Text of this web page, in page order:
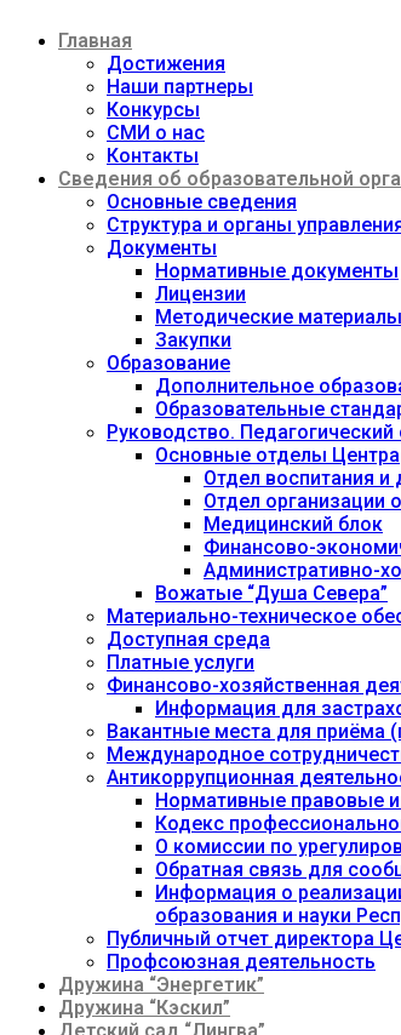
содержимому
Главная
Достижения
Наши партнеры
Конкурсы
СМИ о нас
Контакты
Сведения об образовательной
Основные сведения
Структура и органы
Документы
Нормативные документы
Лицензии
Методические материалы
Закупки
Образование
Дополнительное
Образовательные
Руководство. Педагогический
Основные отделы Центра
Отдел воспитания и
Отдел организации
Медицинский блок
Финансово-
Административно-
Вожатые “Душа Севера”
Материально-техническое
Доступная среда
Платные услуги
Финансово-хозяйственная
Информация для
Вакантные места для приёма
Международное
Антикоррупционная
Нормативные правовые
Кодекс
О комиссии по
Обратная связь для
Информация о
образования и науки
Публичный отчет директора
Профсоюзная деятельность
Дружина “Энергетик”
Дружина “Кэскил”